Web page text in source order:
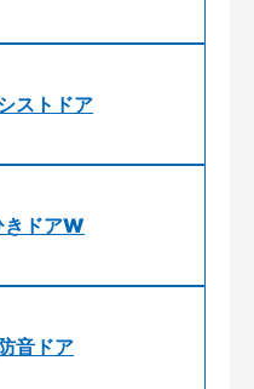
ストドア
ドアW
音ドア